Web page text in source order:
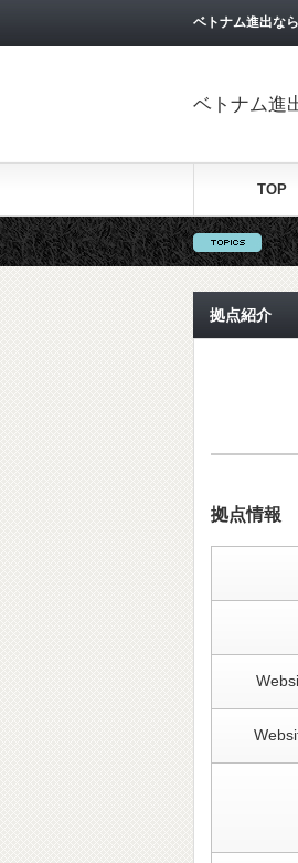
ベトナム進出な
ベトナム進
TOP
拠点紹介
拠点情報